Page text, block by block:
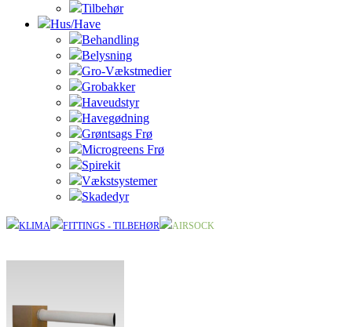
Tilbehør
Hus/Have
Behandling
Belysning
Gro-Vækstmedier
Grobakker
Haveudstyr
Havegødning
Grøntsags Frø
Microgreens Frø
Spirekit
Vækstsystemer
Skadedyr
KLIMA FITTINGS - TILBEHØR AIRSOCK